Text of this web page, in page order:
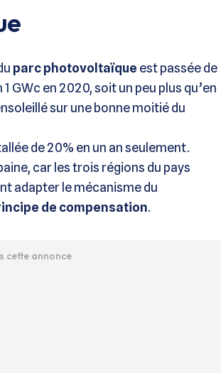
parc photovoltaïque est passée de
GWc en 2020, soit un peu plus qu’en
sur une bonne moitié du
de 20% en un an seulement.
car les trois régions du pays
adapter le mécanisme du
de compensation.
cette annonce